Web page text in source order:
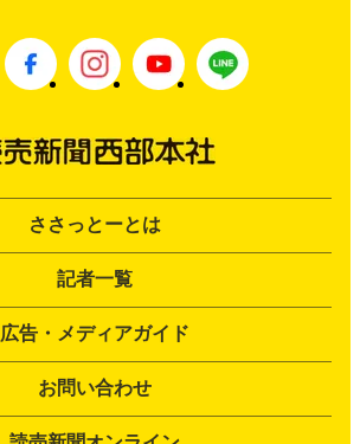
ささっとーとは
記者一覧
広告・メディアガイド
お問い合わせ